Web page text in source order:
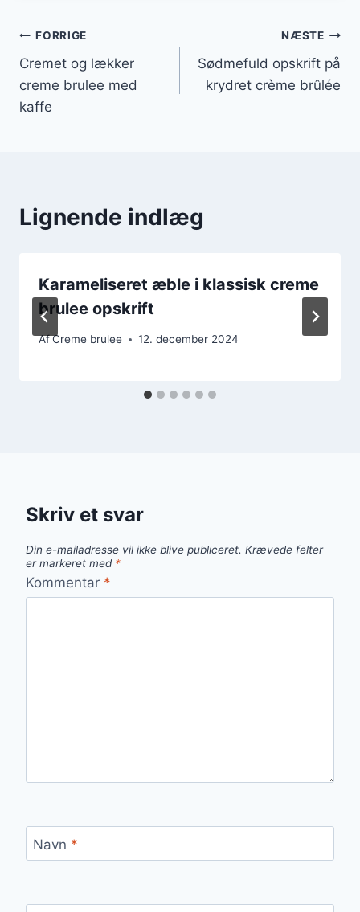
Indlægsnavigation
FORRIGE
Cremet og lækker
creme brulee med
kaffe
NÆSTE
Sødmefuld opskrift på
krydret crème brûlée
Lignende indlæg
Karameliseret æble i klassisk creme
brulee opskrift
AfCreme brulee 12. december 2024
Skriv et svar
Din e-mailadresse vil ikke blive publiceret. Krævede felter
er markeret med *
Kommentar *
Navn *